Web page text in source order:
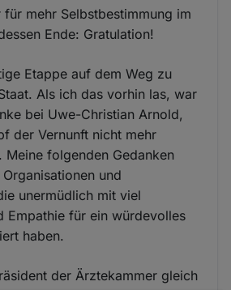
mehr Selbstbestimmung im
Ende: Gratulation!
Etappe auf dem Weg zu
Als ich das vorhin las, war
bei Uwe-Christian Arnold,
der Vernunft nicht mehr
Meine folgenden Gedanken
und
unermüdlich mit viel
Empathie für ein würdevolles
haben.
der Ärztekammer gleich